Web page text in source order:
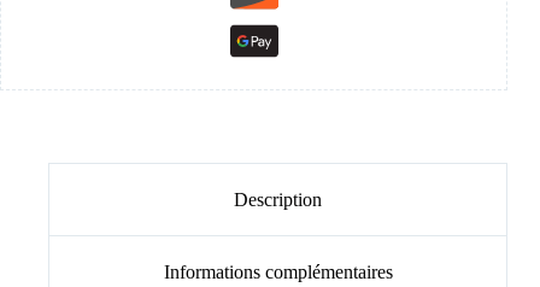
Description
Informations complémentaires